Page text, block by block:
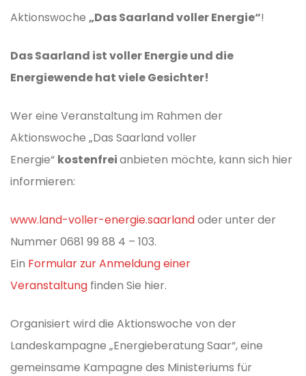
Aktionswoche „Das Saarland voller Energie“!
Das Saarland ist voller Energie und die
Energiewende hat viele Gesichter!
Wer eine Veranstaltung im Rahmen der
Aktionswoche „Das Saarland voller
Energie“ kostenfreianbieten möchte, kann sich hier
informieren:
www.land-voller-energie.saarlandoder unter der
Nummer 0681 99 88 4 – 103.
Ein Formular zur Anmeldung einer
Veranstaltung finden Sie hier.
Organisiert wird die Aktionswoche von der
Landeskampagne „Energieberatung Saar“, eine
gemeinsame Kampagne des Ministeriums für